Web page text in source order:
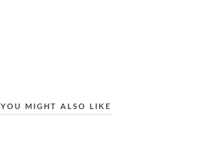
YOU MIGHT ALSO LIKE